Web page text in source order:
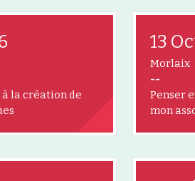
la création de
13
Morlaix
--
Penser
mon